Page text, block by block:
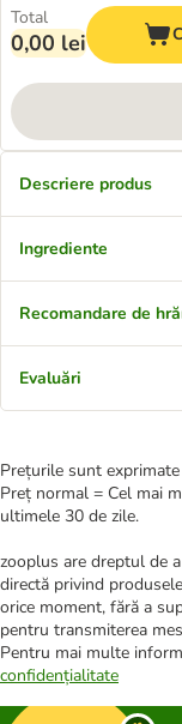
Total
0,00 lei
Descriere produs
Ingrediente
Recomandare de
Evaluări
Prețurile sunt
Preț normal = Cel mai
ultimele 30 de zile.
zooplus are dreptul de
directă privind
orice moment, fără a
pentru transmiterea
Pentru mai multe
confidențialitate